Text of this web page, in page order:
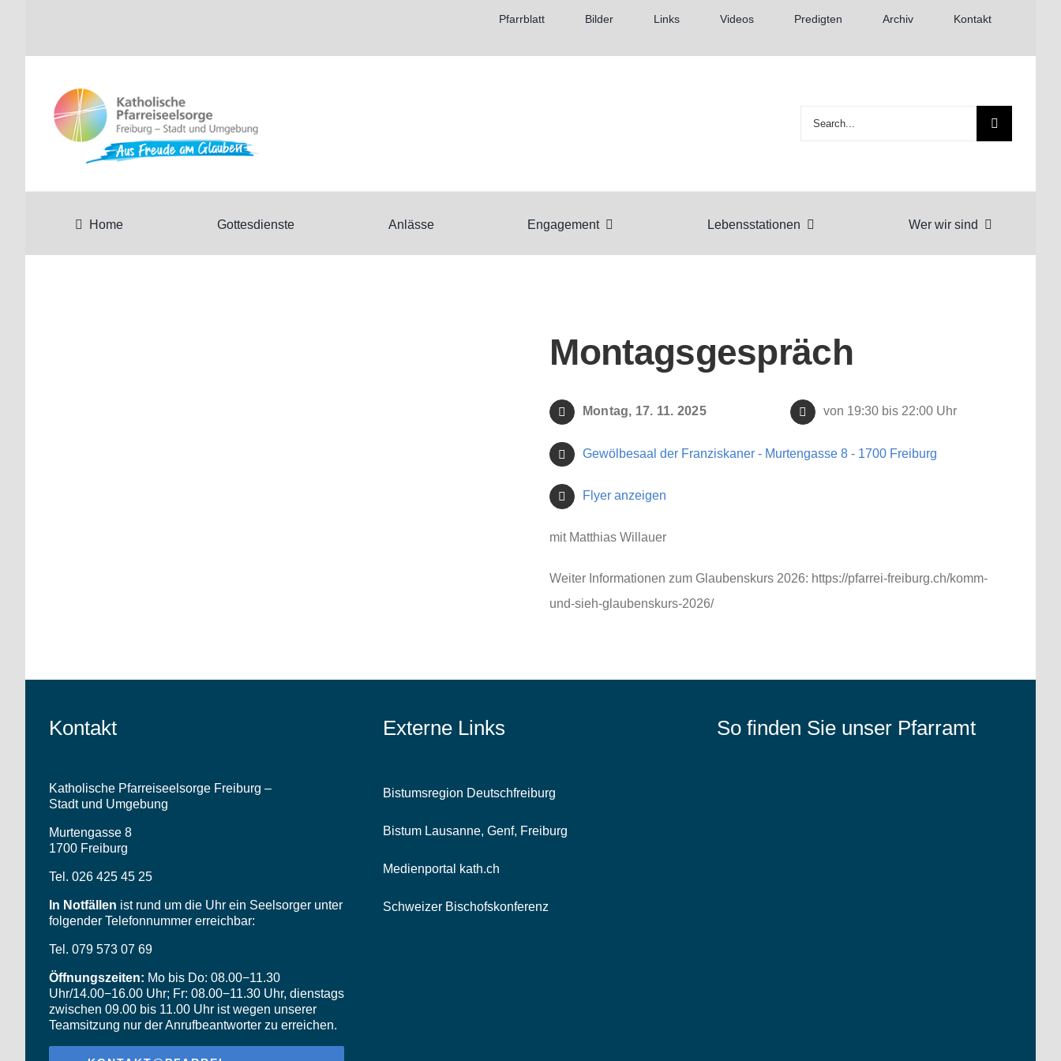
Pfarrblatt Bilder Links Videos Predigten Archiv Kontakt
Suche
Home Gottesdienste Anlässe Engagement Lebensstationen Wer wir sind
Montagsgespräch
Montag, 17. 11. 2025 von 19:30 bis 22:00 Uhr
Gewölbesaal der Franziskaner - Murtengasse 8 - 1700 Freiburg
Flyer anzeigen
mit Matthias Willauer
Weiter Informationen zum Glaubenskurs 2026: https://pfarrei-freiburg.ch/komm-
und-sieh-glaubenskurs-2026/
Kontakt
Katholische Pfarreiseelsorge Freiburg –
Stadt und Umgebung
Murtengasse 8
1700 Freiburg
Tel. 026 425 45 25
In Notfällen ist rund um die Uhr ein Seelsorger unter
folgender Telefonnummer erreichbar:
Tel. 079 573 07 69
Öffnungszeiten: Mo bis Do: 08.00−11.30
Uhr/14.00−16.00 Uhr; Fr: 08.00−11.30 Uhr, dienstags
zwischen 09.00 bis 11.00 Uhr ist wegen unserer
Teamsitzung nur der Anrufbeantworter zu erreichen.
Externe Links
Bistumsregion Deutschfreiburg
Bistum Lausanne, Genf, Freiburg
Medienportal kath.ch
Schweizer Bischofskonferenz
So finden Sie unser Pfarramt